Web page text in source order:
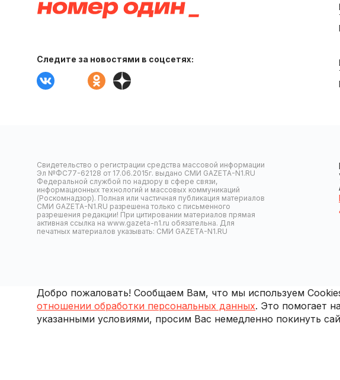
Следите за новостями в соцсетях:
Свидетельство о регистрации средства массовой информации
Эл №ФС77-62128 от 17.06.2015г. выдано СМИ GAZETA-N1.RU
Федеральной службой по надзору в сфере связи,
информационных технологий и массовых коммуникаций
(Роскомнадзор). Полная или частичная публикация материалов
СМИ GAZETA-N1.RU разрешена только с письменного
разрешения редакции! При цитировании материалов прямая
активная ссылка на www.gazeta-n1.ru обязательна. Для
печатных материалов указывать: СМИ GAZETA-N1.RU
Добро пожаловать! Сообщаем Вам, что мы используем
отношении обработки персональных данных. Это помогает
указанными условиями, просим Вас немедленно покинуть